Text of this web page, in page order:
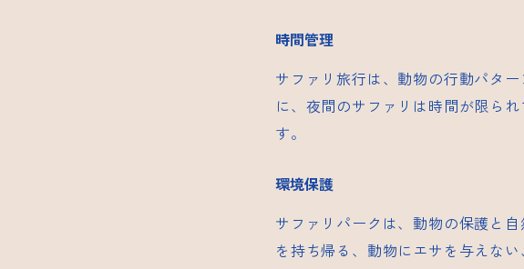
時間管理
サファリ旅行は、動物の行動パタ
に、夜間のサファリは時間が限ら
す。
環境保護
サファリパークは、動物の保護と
を持ち帰る、動物にエサを与えな